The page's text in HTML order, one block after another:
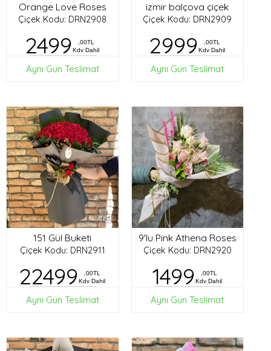
Orange Love Roses
Çiçek Kodu: DRN2908
2499
,00TL
Kdv Dahil
Aynı Gün Teslimat
izmir balçova çiçek
Çiçek Kodu: DRN2909
2999
,00TL
Kdv Dahil
Aynı Gün Teslimat
151 Gül Buketi
Çiçek Kodu: DRN2911
22499
,00TL
Kdv Dahil
Aynı Gün Teslimat
9'lu Pink Athena Roses
Çiçek Kodu: DRN2920
1499
,00TL
Kdv Dahil
Aynı Gün Teslimat